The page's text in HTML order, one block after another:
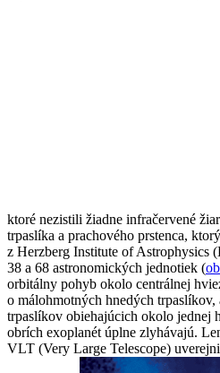
ktoré nezistili žiadne infračervené
trpaslíka a prachového prstenca,
z Herzberg Institute of Astrophysics
38 a 68 astronomických jednotiek (
orbitálny pohyb okolo centrálnej
o málohmotných hnedých
trpaslíkov obiehajúcich okolo jednej
obrích exoplanét úplne zlyhávajú.
VLT (Very Large Telescope)